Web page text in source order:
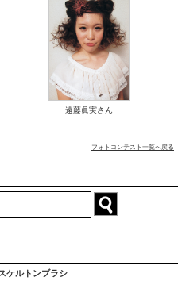
遠藤眞実さん
フォトコンテスト一覧へ戻る
ケルトンブラシ